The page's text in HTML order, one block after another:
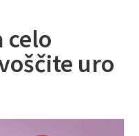
celo
uro